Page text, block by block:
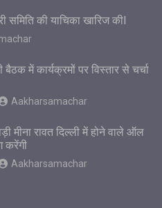
समिति की याचिका खारिज कीl
में कार्यक्रमों पर विस्तार से चर्चा
Aakharsamachar
मीना रावत दिल्ली में होने वाले ऑल
करेंगी
Aakharsamachar